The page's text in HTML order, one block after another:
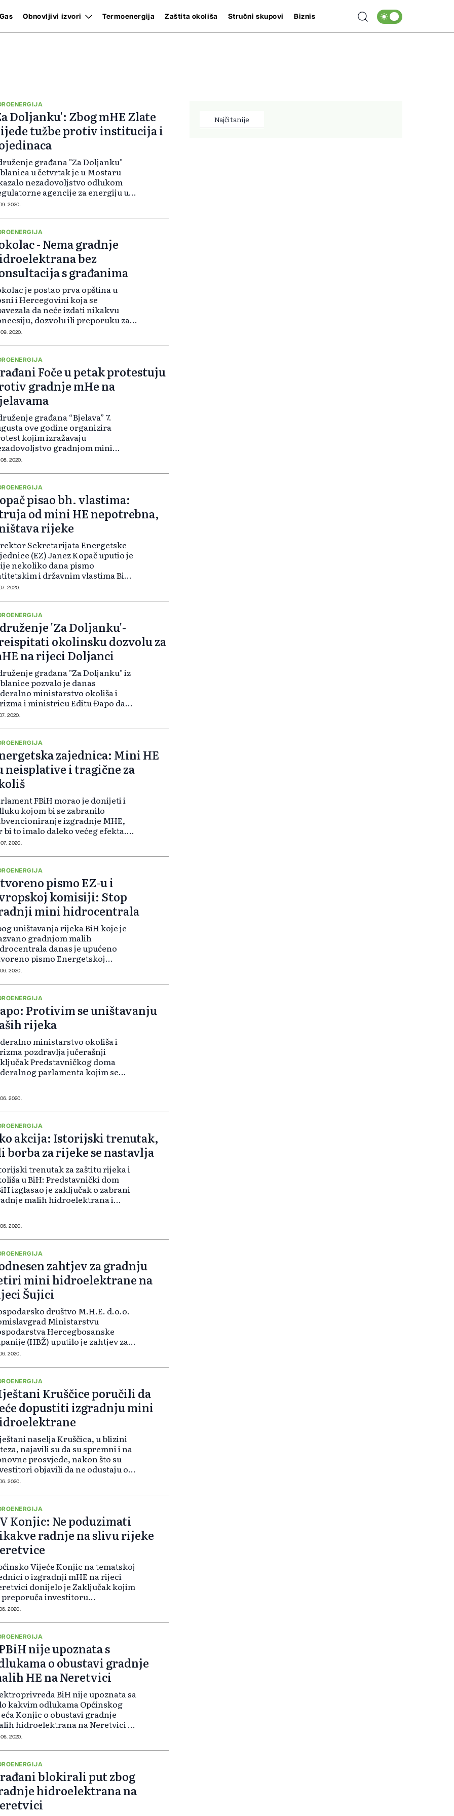
Gas Obnovljivi izvori Termoenergija Zaštita okoliša Stručni skupovi Biznis
Doljanku': Zbog mHE Zlate
tužbe protiv institucija i
građana "Za Doljanku"
u četvrtak je u Mostaru
nezadovoljstvo odlukom
agencije za energiju u
(FERK), koja je izdala dozvolu za
Zlate, te su najavili
2020.
- Nema gradnje
bez
s građanima
je postao prva opština u
i Hercegovini koja se
da neće izdati nikakvu
dozvolu ili preporuku za
brane ili hidroelektrane
građanima, saopćila je Koalicija
2020.
Foče u petak protestuju
gradnje mHe na
građana “Bjelava” 7.
ove godine organizira
kojim izražavaju
gradnjom mini
na rijekama Bjelava,
izgradnje mHE na
opštine Foča. - Građa...
2020.
pisao bh. vlastima:
od mini HE nepotrebna,
rijeke
Sekretarijata Energetske
(EZ) Janez Kopač uputio je
nekoliko dana pismo
i državnim vlastima BiH
za problem izgradnje mini
je u intervjuu za Vi...
2020.
'Za Doljanku'-
okolinsku dozvolu za
na rijeci Doljanci
građana "Za Doljanku" iz
pozvalo je danas
ministarstvo okoliša i
i ministricu Editu Đapo da
zaključku Predstavničkog
zabranjuje gradnja malih
2020.
zajednica: Mini HE
neisplative i tragične za
FBiH morao je donijeti i
kojom bi se zabranilo
izgradnje MHE,
bi to imalo daleko većeg efekta.
Sekretarijata Energetske
nedavni zaključak Pr...
2020.
pismo EZ-u i
komisiji: Stop
mini hidrocentrala
uništavanja rijeka BiH koje je
gradnjom malih
danas je upućeno
pismo Energetskoj
i Evropskoj komisiji, koje je
je od posebnog
u svjetl...
2020.
Protivim se uništavanju
rijeka
ministarstvo okoliša i
pozdravlja jučerašnji
Predstavničkog doma
parlamenta kojim se
mini hidoelektrana i da
u parlamentarn...
2020.
akcija: Istorijski trenutak,
borba za rijeke se nastavlja
trenutak za zaštitu rijeka i
u BiH: Predstavnički dom
izglasao je zaključak o zabrani
malih hidroelektrana i
u ovoj priči ne pripad...
2020.
zahtjev za gradnju
mini hidroelektrane na
Šujici
društvo M.H.E. d.o.o.
Ministarstvu
Hercegbosanske
(HBŽ) uputilo je zahtjev za
koncesije za izgradnju četiri
Tomislavgrad. Nakon što je
2020.
Kruščice poručili da
dopustiti izgradnju mini
naselja Kruščica, u blizini
najavili su da su spremni i na
prosvjede, nakon što su
objavili da ne odustaju od
mini hidorelektrane na
prostornog uređ...
2020.
Konjic: Ne poduzimati
radnje na slivu rijeke
Vijeće Konjic na tematskoj
o izgradnji mHE na rijeci
donijelo je Zaključak kojim
preporuča investitoru
BiH), udruženjima i
nikakve radnje koje bi
2020.
nije upoznata s
o obustavi gradnje
HE na Neretvici
BiH nije upoznata sa
kakvim odlukama Općinskog
Konjic o obustavi gradnje
hidroelektrana na Neretvici i
nadležnih organa očekuje
izgradnje dva postrojenja za
2020.
blokirali put zbog
hidroelektrana na
Najčitanije